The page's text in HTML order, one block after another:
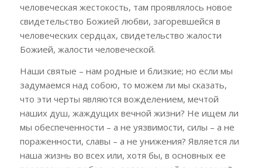
человеческая жестокость, там проявлялось новое
свидетельство Божией любви, загоревшейся в
человеческих сердцах, свидетельство жалости
Божией, жалости человеческой.
Наши святые – нам родные и близкие; но если мы
задумаемся над собою, то можем ли мы сказать,
что эти черты являются вожделением, мечтой
наших душ, жаждущих вечной жизни? Не ищем ли
мы обеспеченности – а не уязвимости, силы – а не
пораженности, славы – а не унижения? Является ли
наша жизнь во всех или, хотя бы, в основных ее